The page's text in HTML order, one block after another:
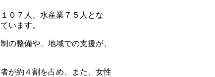
０７人、水産業７５人とな
います。
の整備や、地域での支援が、
が約４割を占め、また、女性